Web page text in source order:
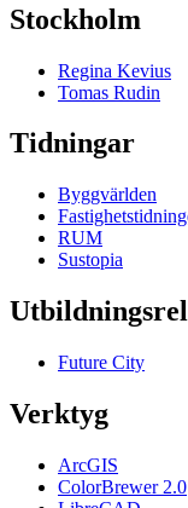
Stockholm
Regina Kevius
Tomas Rudin
Tidningar
Byggvärlden
RUM
Sustopia
Future City
Verktyg
ArcGIS
ColorBrewer 2.0